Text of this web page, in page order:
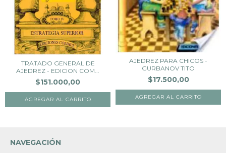
TRATADO GENERAL DE
AJEDREZ - EDICION COM...
$151.000,00
AJEDREZ PARA CHICOS -
GURBANOV TITO
$17.500,00
NAVEGACIÓN